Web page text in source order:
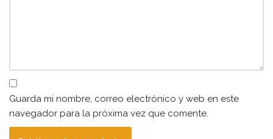
Guarda mi nombre, correo electrónico y web en este
navegador para la próxima vez que comente.